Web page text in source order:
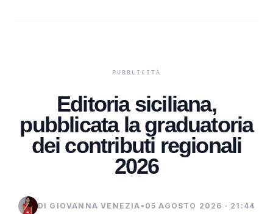
Editoria siciliana,
pubblicata la graduatoria
dei contributi regionali
2026
DI GIOVANNA VENEZIA • 05 AGOSTO 2026 · 21:44